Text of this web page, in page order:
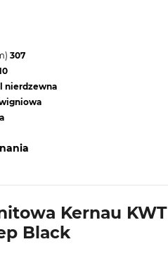
307
nierdzewna
Kernau KWT
Black